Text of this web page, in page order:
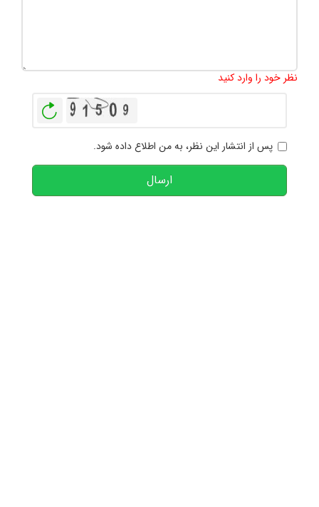
نظر خود را وارد کنید
پس از انتشار این نظر، به من اطلاع داده شود.
ارسال